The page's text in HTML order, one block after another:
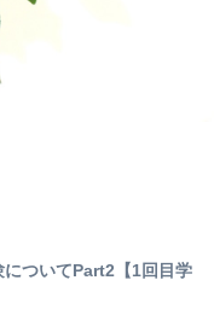
ついてPart2【1回目学